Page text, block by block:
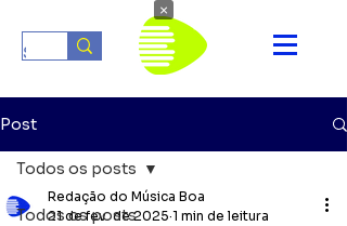
Post
Todos os posts
Todos os posts
Redação do Música Boa
21 de fev. de 2025 1 min de leitura
×